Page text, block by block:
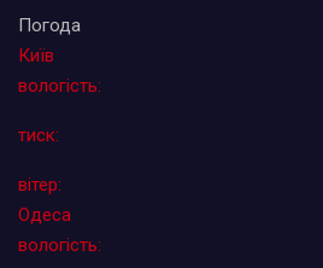
Погода
Київ
вологість:
тиск:
вітер:
Одеса
вологість: